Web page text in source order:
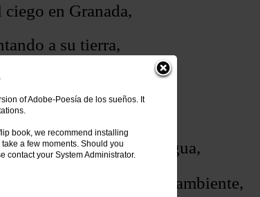
of Adobe-Poesía de los sueños. It
book, we recommend installing
a few moments. Should you
contact your System Administrator.
ciego en Granada,
a su tierra,
pedir, se cierra,
mano que tanto se santigua,
está con Jesús en el ambiente,